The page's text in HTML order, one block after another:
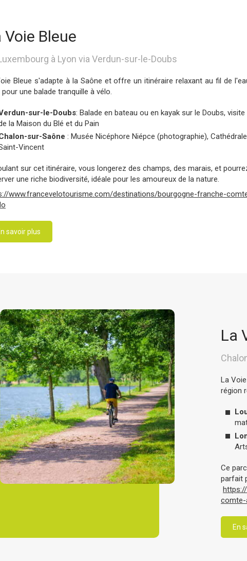
Voie Bleue
à Lyon via Verdun-sur-le-Doubs
Bleue s'adapte à la Saône et offre un itinéraire relaxant au fil de
pour une balade tranquille à vélo.
sur-le-Doubs: Balade en bateau ou en kayak sur le Doubs, visite
la Maison du Blé et du Pain
sur-Saône : Musée Nicéphore Niépce (photographie), Cathédrale
Vincent
sur cet itinéraire, vous longerez des champs, des marais, et
une riche biodiversité, idéale pour les amoureux de la nature.
www.francevelotourisme.com/destinations/bourgogne-franche-
savoir plus
La
La
région
Ce
parfait
comte-
En